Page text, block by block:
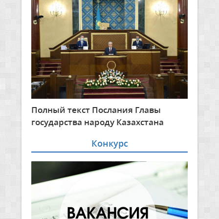
Полный текст Послания Главы
государства народу Казахстана
Конкурс